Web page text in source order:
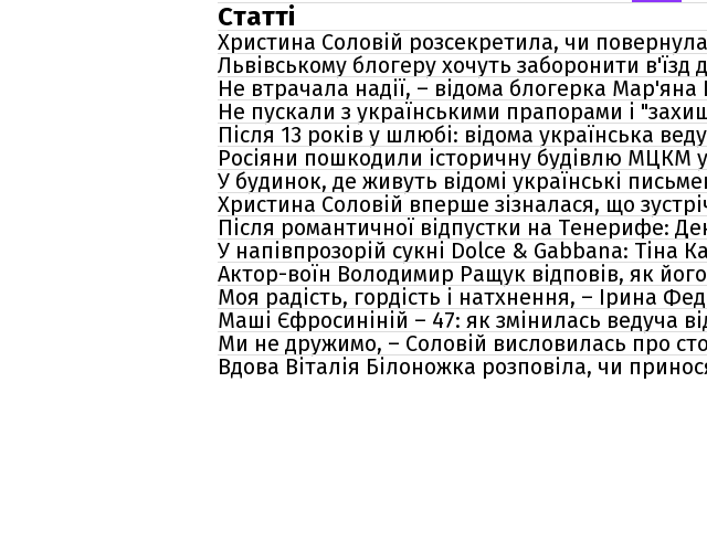
Статті
Христина Соловій розсекретила, чи
Львівському блогеру хочуть заборонити в'їзд
Не втрачала надії, – відома блогерка Мар'яна
Не пускали з українськими прапорами і
Після 13 років у шлюбі: відома українська
Росіяни пошкодили історичну будівлю МЦКМ
У будинок, де живуть відомі українські
Христина Соловій вперше зізналася, що
Після романтичної відпустки на Тенерифе:
У напівпрозорій сукні Dolce & Gabbana: Тіна
Актор-воїн Володимир Ращук відповів, як
Моя радість, гордість і натхнення, – Ірина
Маші Єфросиніній – 47: як змінилась ведуча
Ми не дружимо, – Соловій висловилась про
Вдова Віталія Білоножка розповіла, чи